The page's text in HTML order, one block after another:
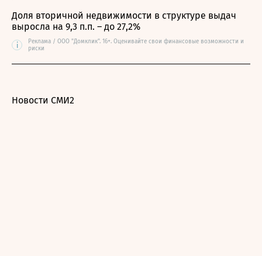
Доля вторичной недвижимости в структуре выдач
выросла на 9,3 п.п. – до 27,2%
i
Реклама / ООО "Домклик". 16+. Оценивайте свои финансовые возможности и
риски
Новости СМИ2